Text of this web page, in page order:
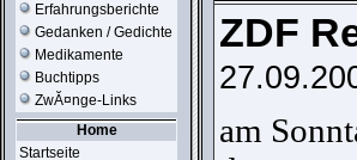
Erfahrungsberichte
Gedanken / Gedichte
Medikamente
Buchtipps
ZwĂ¤nge-Links
Home
Startseite
ZDF
am